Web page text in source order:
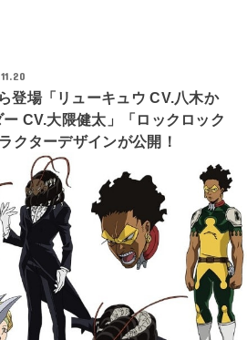
登場「リューキュウ CV.八木か
CV.大隈健太」「ロックロック
クターデザインが公開！